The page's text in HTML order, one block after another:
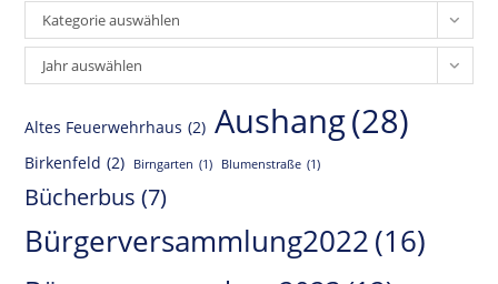
Kategorie auswählen
Archiv
Jahr auswählen
Altes Feuerwehrhaus (2) Aushang(28)
Birkenfeld (2) Birngarten (1) Blumenstraße (1)
Bücherbus (7)
Bürgerversammlung2022 (16)